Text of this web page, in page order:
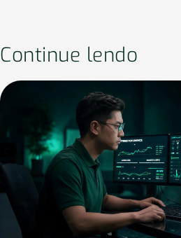
Continue lendo